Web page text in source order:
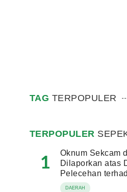
TAG TERPOPULER
TERPOPULER
1
Oknum Sekcam
Dilaporkan atas
Pelecehan
Bawah Umur
DAERAH